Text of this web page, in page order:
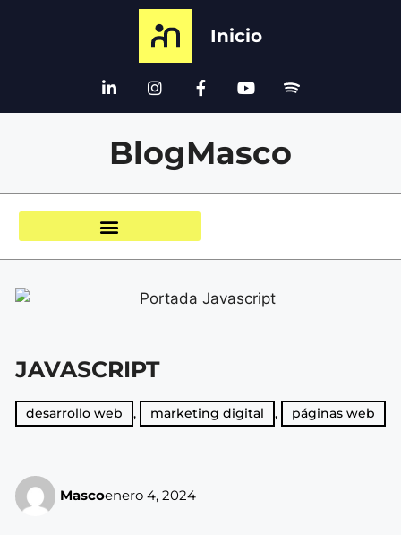
Inicio
BlogMasco
JAVASCRIPT
desarrollo web , marketing digital , páginas web
Mascoenero 4, 2024